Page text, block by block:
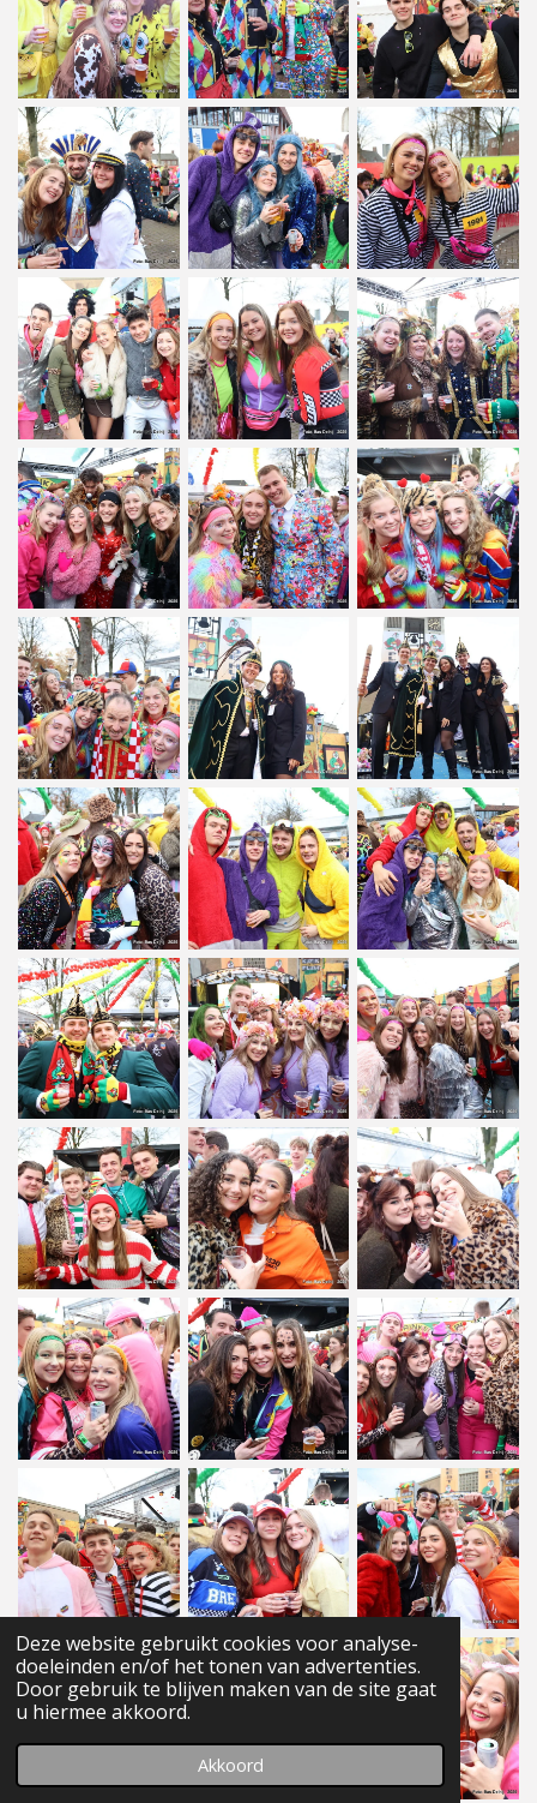
Deze website gebruikt cookies voor analyse-
doeleinden en/of het tonen van advertenties.
Door gebruik te blijven maken van de site gaat
u hiermee akkoord.
Akkoord